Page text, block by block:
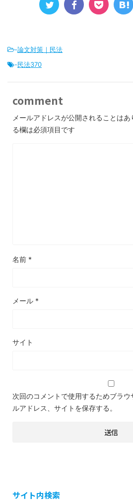
-論文対策｜民法
-民法370
comment
メールアドレスが公開されることはあ
る欄は必須項目です
名前 *
メール *
サイト
次回のコメントで使用するためブラ
ルアドレス、サイトを保存する。
サイト内検索